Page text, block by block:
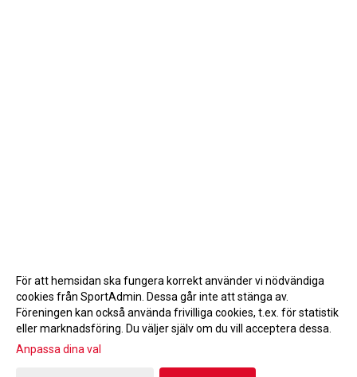
Gå till Webbversion
För att hemsidan ska fungera korrekt använder vi nödvändiga
cookies från SportAdmin. Dessa går inte att stänga av.
Föreningen kan också använda frivilliga cookies, t.ex. för statistik
eller marknadsföring. Du väljer själv om du vill acceptera dessa.
Anpassa dina val